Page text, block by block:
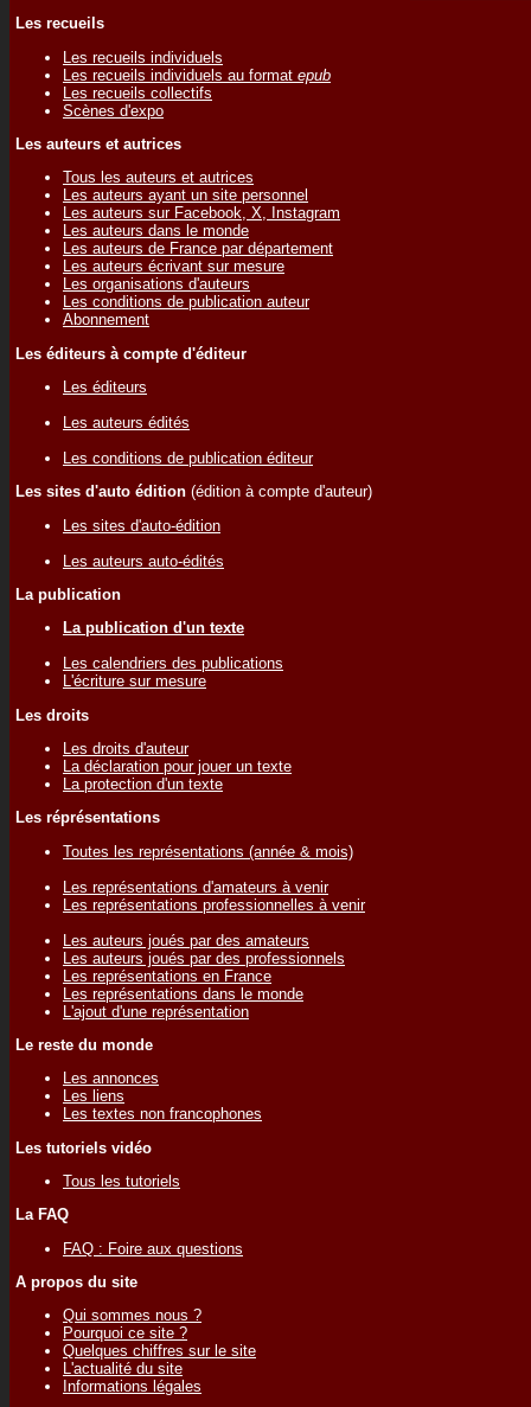
Les recueils
Les recueils individuels
Les recueils individuels au format epub
Les recueils collectifs
Scènes d'expo
Les auteurs et autrices
Tous les auteurs et autrices
Les auteurs ayant un site personnel
Les auteurs sur Facebook, X, Instagram
Les auteurs dans le monde
Les auteurs de France par département
Les auteurs écrivant sur mesure
Les organisations d'auteurs
Les conditions de publication auteur
Abonnement
Les éditeurs à compte d'éditeur
Les éditeurs
Les auteurs édités
Les conditions de publication éditeur
Les sites d'auto édition (édition à compte d'auteur)
Les sites d'auto-édition
Les auteurs auto-édités
La publication
La publication d'un texte
Les calendriers des publications
L'écriture sur mesure
Les droits
Les droits d'auteur
La déclaration pour jouer un texte
La protection d'un texte
Les réprésentations
Toutes les représentations (année & mois)
Les représentations d'amateurs à venir
Les représentations professionnelles à venir
Les auteurs joués par des amateurs
Les auteurs joués par des professionnels
Les représentations en France
Les représentations dans le monde
L'ajout d'une représentation
Le reste du monde
Les annonces
Les liens
Les textes non francophones
Les tutoriels vidéo
Tous les tutoriels
La FAQ
FAQ : Foire aux questions
A propos du site
Qui sommes nous ?
Pourquoi ce site ?
Quelques chiffres sur le site
L'actualité du site
Informations légales